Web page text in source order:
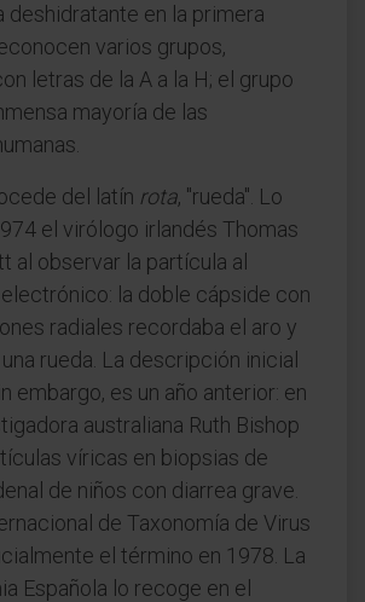
deshidratante en la primera
varios grupos,
letras de la A a la H; el grupo
mayoría de las
del latín rota, "rueda". Lo
el virólogo irlandés Thomas
al observar la partícula al
la doble cápside con
radiales recordaba el aro y
rueda. La descripción inicial
embargo, es un año anterior: en
australiana Ruth Bishop
víricas en biopsias de
de niños con diarrea grave.
de Taxonomía de Virus
el término en 1978. La
Española lo recoge en el